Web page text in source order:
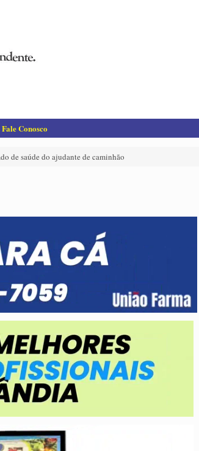
Fale Conosco
de saúde do ajudante de caminhão